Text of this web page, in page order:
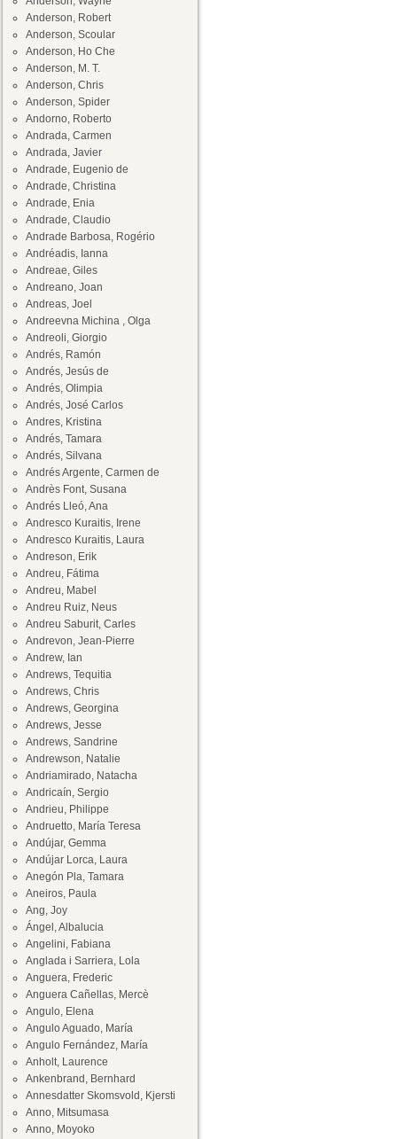
Anderson, Robert
Anderson, Scoular
Anderson, Ho Che
Anderson, M. T.
Anderson, Chris
Anderson, Spider
Andorno, Roberto
Andrada, Carmen
Andrada, Javier
Andrade, Eugenio de
Andrade, Christina
Andrade, Enia
Andrade, Claudio
Andrade Barbosa, Rogério
Andréadis, Ianna
Andreae, Giles
Andreano, Joan
Andreas, Joel
Andreevna Michina , Olga
Andreoli, Giorgio
Andrés, Ramón
Andrés, Jesús de
Andrés, Olimpia
Andrés, José Carlos
Andres, Kristina
Andrés, Tamara
Andrés, Silvana
Andrés Argente, Carmen de
Andrès Font, Susana
Andrés Lleó, Ana
Andresco Kuraitis, Irene
Andresco Kuraitis, Laura
Andreson, Erik
Andreu, Fátima
Andreu, Mabel
Andreu Ruiz, Neus
Andreu Saburit, Carles
Andrevon, Jean-Pierre
Andrew, Ian
Andrews, Tequitia
Andrews, Chris
Andrews, Georgina
Andrews, Jesse
Andrews, Sandrine
Andrewson, Natalie
Andriamirado, Natacha
Andricaín, Sergio
Andrieu, Philippe
Andruetto, María Teresa
Andújar, Gemma
Andújar Lorca, Laura
Anegón Pla, Tamara
Aneiros, Paula
Ang, Joy
Ángel, Albalucia
Angelini, Fabiana
Anglada i Sarriera, Lola
Anguera, Frederic
Anguera Cañellas, Mercè
Angulo, Elena
Angulo Aguado, María
Angulo Fernández, María
Anholt, Laurence
Ankenbrand, Bernhard
Annesdatter Skomsvold, Kjersti
Anno, Mitsumasa
Anno, Moyoko